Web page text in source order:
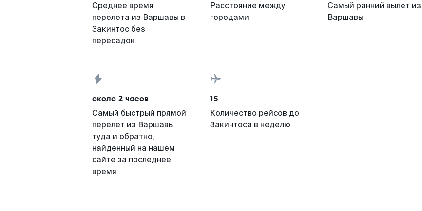
Среднее время
перелета из Варшавы в
Закинтос без
пересадок
Расстояние между
городами
Самый ранний вылет из
Варшавы
около 2 часов
Самый быстрый прямой
перелет из Варшавы
туда и обратно,
найденный на нашем
сайте за последнее
время
15
Количество рейсов до
Закинтоса в неделю